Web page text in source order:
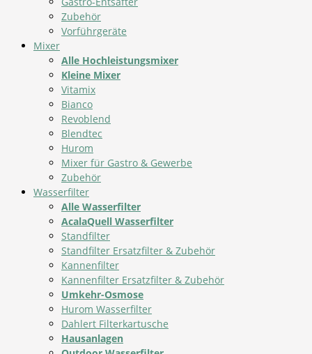
Zubehör
Vorführgeräte
Mixer
Alle Hochleistungsmixer
Kleine Mixer
Vitamix
Bianco
Revoblend
Blendtec
Hurom
Mixer für Gastro & Gewerbe
Zubehör
Wasserfilter
Alle Wasserfilter
AcalaQuell Wasserfilter
Standfilter
Standfilter Ersatzfilter & Zubehör
Kannenfilter
Kannenfilter Ersatzfilter & Zubehör
Umkehr-Osmose
Hurom Wasserfilter
Dahlert Filterkartusche
Hausanlagen